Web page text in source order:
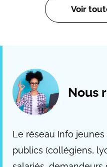
Voir
Nous
Le réseau Info
publics (collégiens,